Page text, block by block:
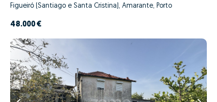
Figueiró (Santiago e Santa Cristina), Amarante, Porto
48.000 €